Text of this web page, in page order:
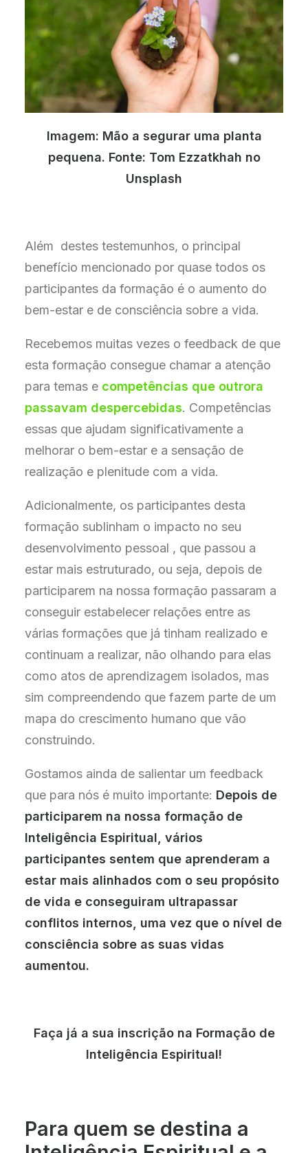
Imagem: Mão a segurar uma planta
pequena. Fonte: Tom Ezzatkhah no
Unsplash
Além destes testemunhos, o principal
benefício mencionado por quase todos os
participantes da formação é o aumento do
bem-estar e de consciência sobre a vida.
Recebemos muitas vezes o feedback de que
esta formação consegue chamar a atenção
para temas e competências que outrora
passavam despercebidas. Competências
essas que ajudam significativamente a
melhorar o bem-estar e a sensação de
realização e plenitude com a vida.
Adicionalmente, os participantes desta
formação sublinham o impacto no seu
desenvolvimento pessoal , que passou a
estar mais estruturado, ou seja, depois de
participarem na nossa formação passaram a
conseguir estabelecer relações entre as
várias formações que já tinham realizado e
continuam a realizar, não olhando para elas
como atos de aprendizagem isolados, mas
sim compreendendo que fazem parte de um
mapa do crescimento humano que vão
construindo.
Gostamos ainda de salientar um feedback
que para nós é muito importante: Depois de
participarem na nossa formação de
Inteligência Espiritual, vários
participantes sentem que aprenderam a
estar mais alinhados com o seu propósito
de vida e conseguiram ultrapassar
conflitos internos, uma vez que o nível de
consciência sobre as suas vidas
aumentou.
Faça já a sua inscrição na Formação de
Inteligência Espiritual!
Para quem se destina a